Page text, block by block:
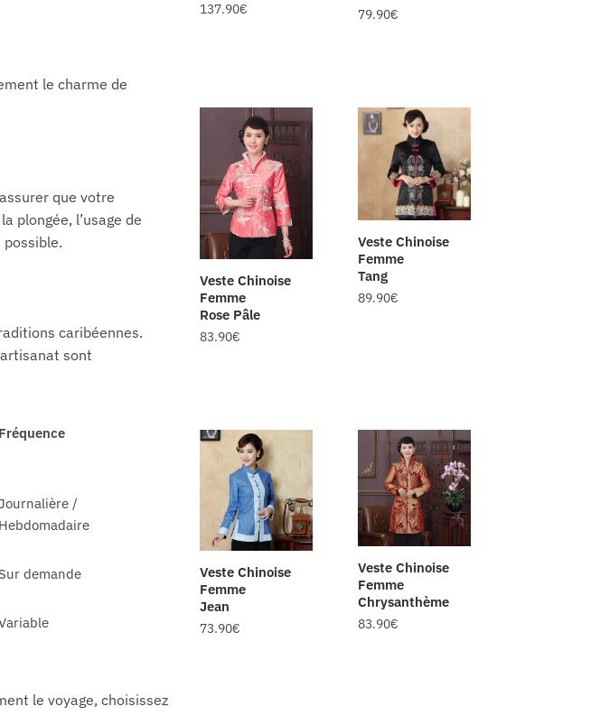
le charme de
que votre
plongée, l’usage de
caribéennes.
sont
Fréquence
/
Hebdomadaire
Sur demande
le voyage, choisissez
137.90€ 79.90€
Veste Chinoise
Femme
Rose Pâle
83.90€
Veste Chinoise
Femme
Tang
89.90€
Veste Chinoise
Femme
Jean
73.90€
Veste Chinoise
Femme
Chrysanthème
83.90€